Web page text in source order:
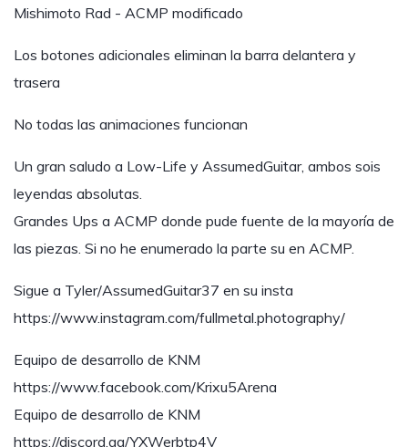
Mishimoto Rad - ACMP modificado
Los botones adicionales eliminan la barra delantera y
trasera
No todas las animaciones funcionan
Un gran saludo a Low-Life y AssumedGuitar, ambos sois
leyendas absolutas.
Grandes Ups a ACMP donde pude fuente de la mayoría de
las piezas. Si no he enumerado la parte su en ACMP.
Sigue a Tyler/AssumedGuitar37 en su insta
https://www.instagram.com/fullmetal.photography/
Equipo de desarrollo de KNM
https://www.facebook.com/Krixu5Arena
Equipo de desarrollo de KNM
https://discord.gg/YXWerbtp4V